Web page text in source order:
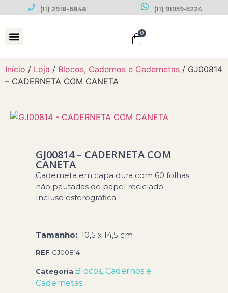
(11) 2918-6848 (11) 91959-5224
0
Início / Loja / Blocos, Cadernos e Cadernetas / GJ00814
– CADERNETA COM CANETA
GJ00814 – CADERNETA COM
CANETA
Caderneta em capa dura com 60 folhas
não pautadas de papel reciclado.
Incluso esferográfica.
Tamanho: 10,5 x 14,5 cm
REF GJ00814
Categoria Blocos, Cadernos e
Cadernetas